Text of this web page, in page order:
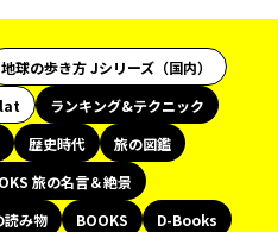
地球の歩き方 Jシリーズ（国内）
ランキング&テクニック
歴史時代
旅の図鑑
旅の名言＆絶景
読み物 BOOKS
D-Books